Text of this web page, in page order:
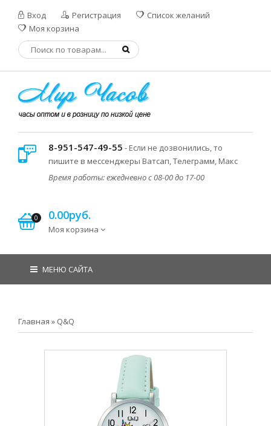
Вход Регистрация
Список желаний
Моя корзина
8-951-547-49-55 - Если не дозвонились, то
пишите в мессенджеры Ватсап, Телеграмм, Макс
Время работы: ежедневно с 08-00 до 17-00
0 0.00руб.
Моя корзина
МЕНЮ САЙТА
Главная » Q&Q